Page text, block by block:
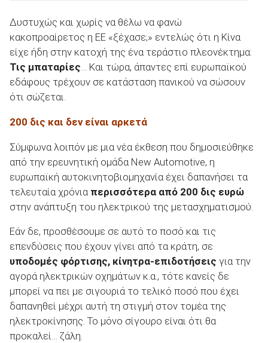
Δυστυχώς και χωρίς να θέλω να φανώ
κακοπροαίρετος η ΕΕ «ξέχασε;» εντελώς ότι η Κίνα
είχε ήδη στην κατοχή της ένα τεράστιο πλεονέκτημα:
Τις μπαταρίες … Και τώρα, άπαντες επί ευρωπαϊκού
εδάφους τρέχουν σε κατάσταση πανικού να σώσουν
ότι σώζεται.
200 δις και δεν είναι αρκετά
Σύμφωνα λοιπόν με μια νέα έκθεση που δημοσιεύθηκε
από την ερευνητική ομάδα New Automotive, η
ευρωπαϊκή αυτοκινητοβιομηχανία έχει δαπανήσει τα
τελευταία χρόνια περισσότερα από 200 δις ευρώ
στην ανάπτυξη του ηλεκτρικού της μετασχηματισμού.
Εάν δε, προσθέσουμε σε αυτό το ποσό και τις
επενδύσεις που έχουν γίνει από τα κράτη, σε
υποδομές φόρτισης, κίνητρα-επιδοτήσεις για την
αγορά ηλεκτρικών οχημάτων κ.α., τότε κανείς δε
μπορεί να πει με σιγουριά το τελικό ποσό που έχει
δαπανηθεί μέχρι αυτή τη στιγμή στον τομέα της
ηλεκτροκίνησης. Το μόνο σίγουρο είναι ότι θα
προκαλεί… ζάλη.